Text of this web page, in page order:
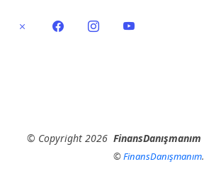
© Copyright2026 FinansDanışmanım
©FinansDanışmanım.